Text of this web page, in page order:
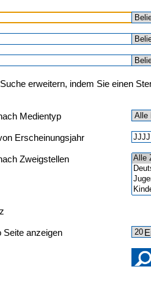
erweitern, indem Sie einen
Erscheinungsjahr
Seite anzeigen
Zweigstellen
Medientyp